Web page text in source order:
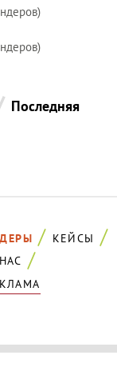
Последняя
КЕЙСЫ